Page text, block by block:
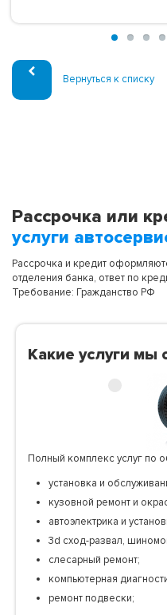
Вернуться к списку
Рассрочка или
услуги
Рассрочка и кредит
отделения банка, ответ по
Требование: Гражданство РФ
Какие услуги мы
Полный комплекс услуг по
установка и
кузовной ремонт и
автоэлектрика и
3d сход-развал,
слесарный ремонт;
компьютерная
ремонт подвески;